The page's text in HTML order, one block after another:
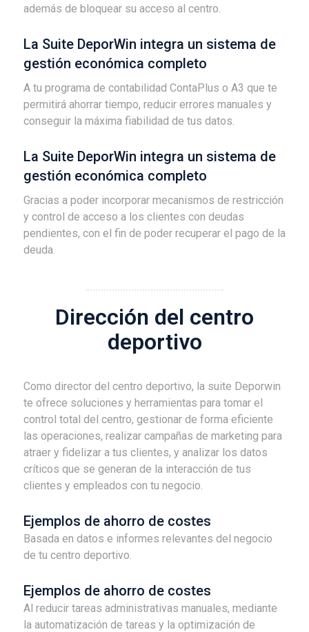
además de bloquear su acceso al centro.
La Suite DeporWin integra un sistema de
gestión económica completo
A tu programa de contabilidad ContaPlus o A3 que te
permitirá ahorrar tiempo, reducir errores manuales y
conseguir la máxima fiabilidad de tus datos.
La Suite DeporWin integra un sistema de
gestión económica completo
Gracias a poder incorporar mecanismos de restricción
y control de acceso a los clientes con deudas
pendientes, con el fin de poder recuperar el pago de la
deuda.
Dirección del centro
deportivo
Como director del centro deportivo, la suite Deporwin
te ofrece soluciones y herramientas para tomar el
control total del centro, gestionar de forma eficiente
las operaciones, realizar campañas de marketing para
atraer y fidelizar a tus clientes, y analizar los datos
críticos que se generan de la interacción de tus
clientes y empleados con tu negocio.
Ejemplos de ahorro de costes
Basada en datos e informes relevantes del negocio
de tu centro deportivo.
Ejemplos de ahorro de costes
Al reducir tareas administrativas manuales, mediante
la automatización de tareas y la optimización de